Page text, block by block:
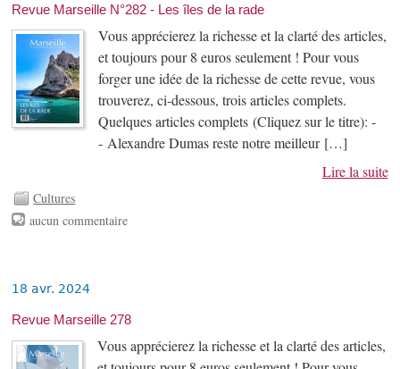
Revue Marseille N°282 - Les îles de la rade
Vous apprécierez la richesse et la clarté des articles,
et toujours pour 8 euros seulement ! Pour vous
forger une idée de la richesse de cette revue, vous
trouverez, ci-dessous, trois articles complets.
Quelques articles complets (Cliquez sur le titre): -
- Alexandre Dumas reste notre meilleur […]
Lire la suite
Cultures
aucun commentaire
18 avr. 2024
Revue Marseille 278
Vous apprécierez la richesse et la clarté des articles,